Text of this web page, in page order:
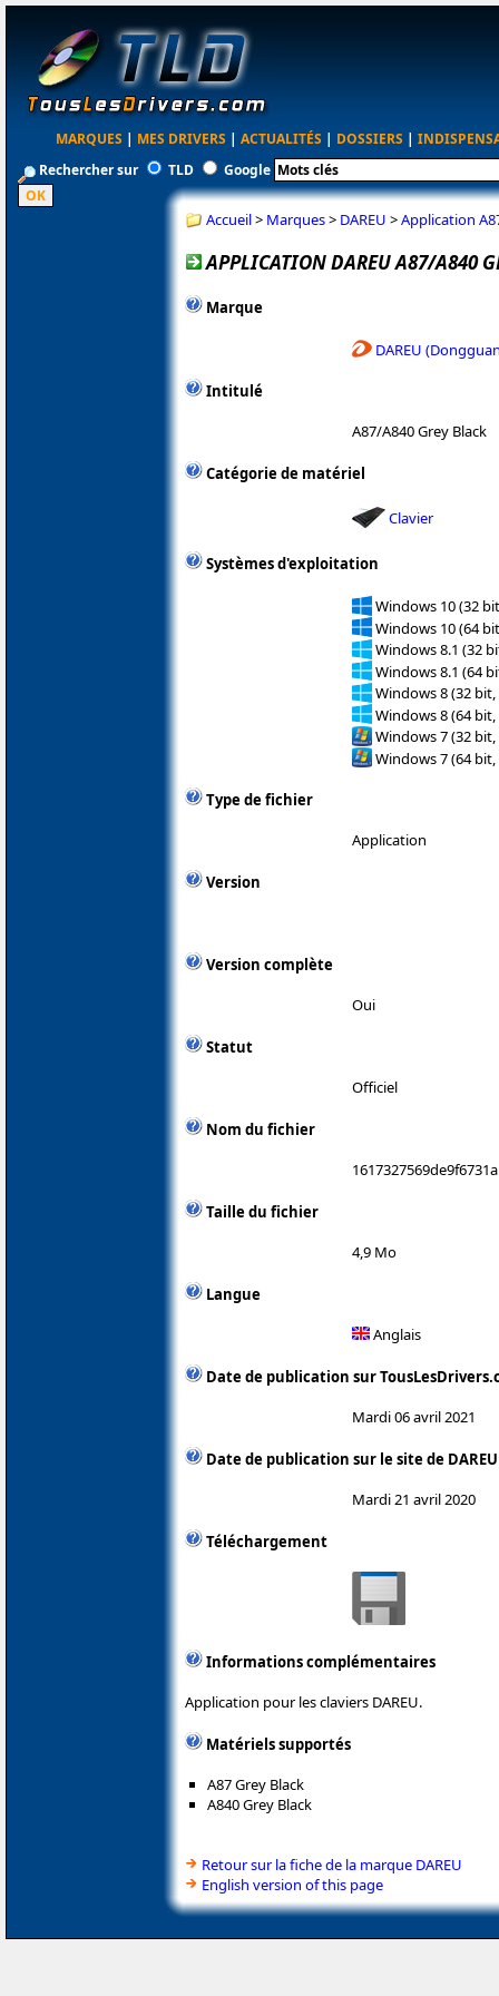
MARQUES | MES DRIVERS | ACTUALITÉS | DOSSIERS |
Rechercher sur
TLD Google
Accueil> Marques> DAREU >Application
APPLICATION DAREU A87/A840
Marque
DAREU
Intitulé
A87/A840 Grey Black
Catégorie de matériel
Clavier
Systèmes d'exploitation
Windows 10 (32
Windows 10 (64
Windows 8.1 (32
Windows 8.1 (64
Windows 8 (32 bit,
Windows 8 (64 bit,
Windows 7 (32 bit,
Windows 7 (64 bit,
Type de fichier
Application
Version
Version complète
Oui
Statut
Officiel
Nom du fichier
Taille du fichier
4,9 Mo
Langue
Anglais
Date de publication sur
Mardi 06 avril 2021
Date de publication sur le site de DAREU
Mardi 21 avril 2020
Téléchargement
Informations complémentaires
Application pour les claviers DAREU.
Matériels supportés
A87 Grey Black
A840 Grey Black
Retour sur la fiche de la marque DAREU
English version of this page